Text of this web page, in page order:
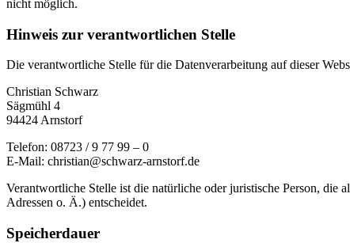
nicht möglich.
Hinweis zur verantwortlichen Stelle
Die verantwortliche Stelle für die Datenverarbeitung auf dieser
Christian Schwarz
Sägmühl 4
94424 Arnstorf
Telefon: 08723 / 9 77 99 – 0
E-Mail: christian@schwarz-arnstorf.de
Verantwortliche Stelle ist die natürliche oder juristische Person, die
Adressen o. Ä.) entscheidet.
Speicherdauer